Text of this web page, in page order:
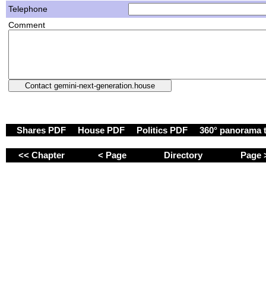
Shares PDF House PDF Politics PDF 360°
Telephone
Comment
<< Chapter < Page Directory